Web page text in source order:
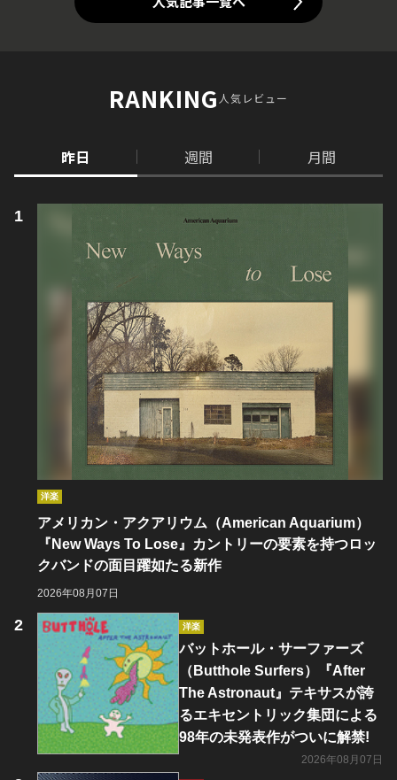
RANKING人気レビュー
昨日 週間 月間
洋楽
アメリカン・アクアリウム（American Aquarium）
『New Ways To Lose』カントリーの要素を持つロッ
クバンドの面目躍如たる新作
2026年08月07日
洋楽
バットホール・サーファーズ
（Butthole Surfers）『After
The Astronaut』テキサスが誇
るエキセントリック集団による
98年の未発表作がついに解禁!
2026年08月07日